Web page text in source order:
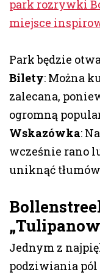
park rozrywki
miejsce
Park będzie
Bilety: Można
zalecana,
ogromną
Wskazówka:
wcześnie rano
uniknąć
Jednym z
podziwiania